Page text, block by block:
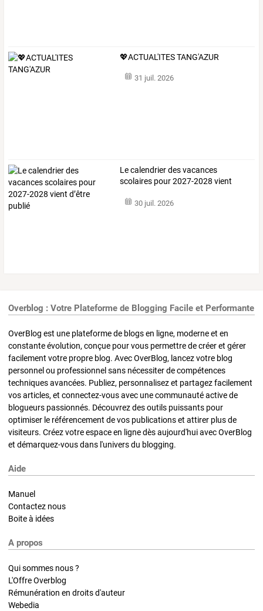
💖ACTUAL'ITES TANG'AZUR
31 juil. 2026
Le calendrier des vacances
scolaires pour 2027-2028 vient
30 juil. 2026
Overblog : Votre Plateforme de Blogging Facile et Performante
OverBlog est une plateforme de blogs en ligne, moderne et en
constante évolution, conçue pour vous permettre de créer et gérer
facilement votre propre blog. Avec OverBlog, lancez votre blog
personnel ou professionnel sans nécessiter de compétences
techniques avancées. Publiez, personnalisez et partagez facilement
vos articles, et connectez-vous avec une communauté active de
blogueurs passionnés. Découvrez des outils puissants pour
optimiser le référencement de vos publications et attirer plus de
visiteurs. Créez votre espace en ligne dès aujourd'hui avec OverBlog
et démarquez-vous dans l'univers du blogging.
Aide
Manuel
Contactez nous
Boite à idées
A propos
Qui sommes nous ?
L'Offre Overblog
Rémunération en droits d'auteur
Webedia